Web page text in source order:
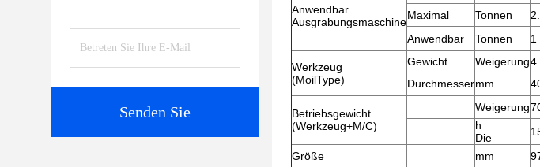
Senden Sie
Anwendbar
Ausgrabungsmaschine
Maximal
Tonnen
Anwendbar
Tonnen 1
Werkzeug
(MoilType)
Gewicht Weigerung4
Durchmessermm
Betriebsgewicht
(Werkzeug+M/C)
Weigerung
h
Die
Größe
mm